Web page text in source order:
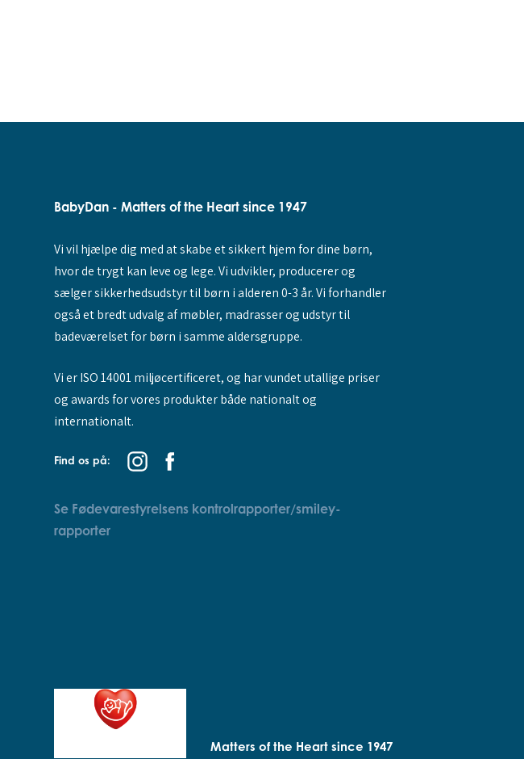
BabyDan - Matters of the Heart since 1947
Vi vil hjælpe dig med at skabe et sikkert hjem for dine børn,
hvor de trygt kan leve og lege. Vi udvikler, producerer og
sælger sikkerhedsudstyr til børn i alderen 0-3 år. Vi forhandler
også et bredt udvalg af møbler, madrasser og udstyr til
badeværelset for børn i samme aldersgruppe.
Vi er ISO 14001 miljøcertificeret, og har vundet utallige priser
og awards for vores produkter både nationalt og
internationalt.
Find os på:
Se Fødevarestyrelsens kontrolrapporter/smiley-
rapporter
Matters of the Heart since 1947